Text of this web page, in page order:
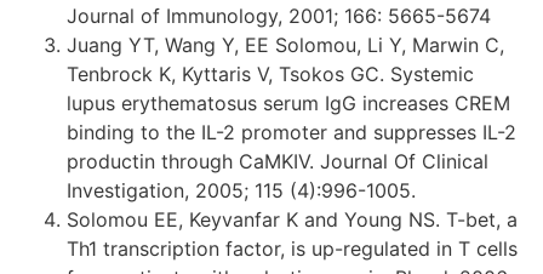
Journal of Immunology, 2001; 166: 5665-5674
Juang YT, Wang Y, EE Solomou, Li Y, Marwin C,
Tenbrock K, Kyttaris V, Tsokos GC. Systemic
lupus erythematosus serum IgG increases CREM
binding to the IL-2 promoter and suppresses IL-2
productin through CaMKIV. Journal Of Clinical
Investigation, 2005; 115 (4):996-1005.
Solomou EE, Keyvanfar K and Young NS. T-bet, a
Th1 transcription factor, is up-regulated in T cells